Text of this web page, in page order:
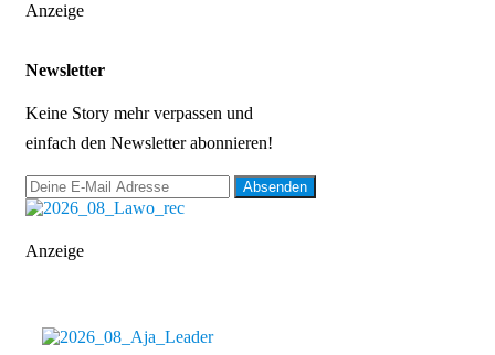
Anzeige
Newsletter
Keine Story mehr verpassen und
einfach den Newsletter abonnieren!
Anzeige